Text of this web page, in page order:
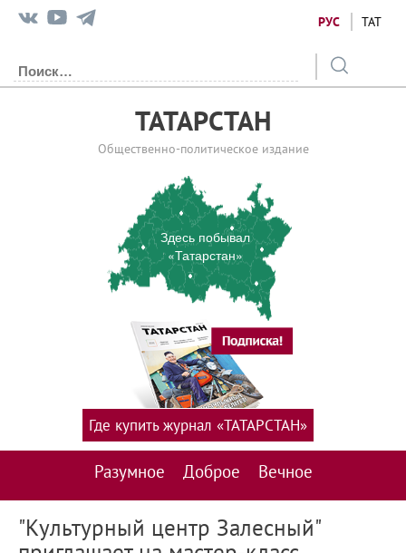
РУС ТАТ
ТАТАРСТАН
Общественно-политическое издание
Здесь побывал
«Татарстан»
Разумное Доброе Вечное
Где купить журнал «ТАТАРСТАН»
"Культурный центр Залесный"